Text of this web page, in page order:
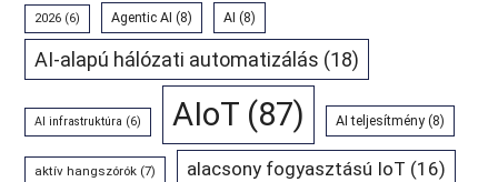
2026 (6) Agentic AI (8) AI (8)
AI-alapú hálózati automatizálás (18)
AI infrastruktúra (6) AIoT (87) AI teljesítmény (8)
aktív hangszórók (7) alacsony fogyasztású IoT (16)